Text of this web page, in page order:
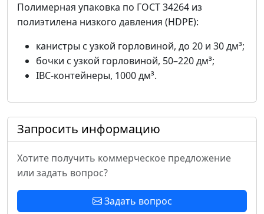
Полимерная упаковка по ГОСТ 34264 из
полиэтилена низкого давления (HDPE):
канистры с узкой горловиной, до 20 и 30 дм³;
бочки с узкой горловиной, 50–220 дм³;
IBC-контейнеры, 1000 дм³.
Запросить информацию
Хотите получить коммерческое предложение
или задать вопрос?
Задать вопрос